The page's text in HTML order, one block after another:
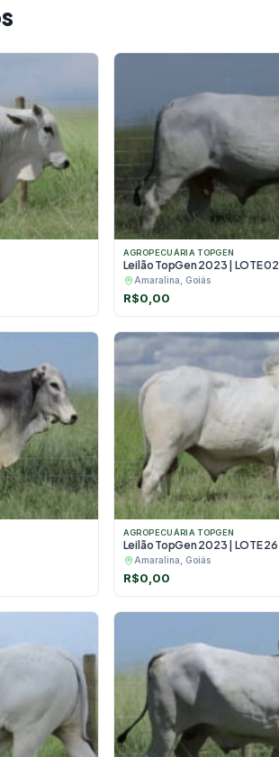
AGROPECUÁRIA TOPGEN
Leilão TopGen 2023 | LOTE 02
Amaralina, Goiás
R$0,00
AGROPECUÁRIA TOPGEN
Leilão TopGen 2023 | LOTE 26
Amaralina, Goiás
R$0,00